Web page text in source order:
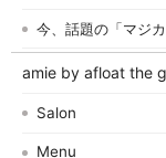
今、話題の「マジ
amie by afloat the
Salon
Menu